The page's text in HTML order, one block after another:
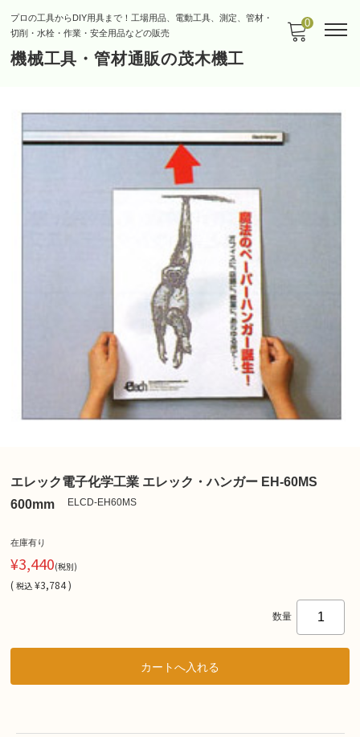
プロの工具からDIY用具まで！工場用品、電動工具、測定、管材・
切削・水栓・作業・安全用品などの販売
機械工具・管材通販の茂木機工
0
エレック電子化学工業 エレック・ハンガー EH-60MS
600mm
ELCD-EH60MS
在庫有り
¥3,440(税別)
( 税込 ¥3,784 )
数量